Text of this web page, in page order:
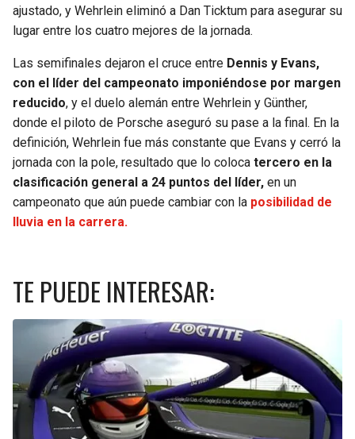
ajustado, y Wehrlein eliminó a Dan Ticktum para asegurar su
lugar entre los cuatro mejores de la jornada.
Las semifinales dejaron el cruce entre Dennis y Evans,
con el líder del campeonato imponiéndose por margen
reducido, y el duelo alemán entre Wehrlein y Günther,
donde el piloto de Porsche aseguró su pase a la final. En la
definición, Wehrlein fue más constante que Evans y cerró la
jornada con la pole, resultado que lo coloca tercero en la
clasificación general a 24 puntos del líder, en un
campeonato que aún puede cambiar con la posibilidad de
lluvia en la carrera.
TE PUEDE INTERESAR: